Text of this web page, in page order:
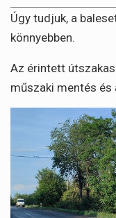
Úgy tudjuk, a
könnyebben.
Az érintett
műszaki mentés és